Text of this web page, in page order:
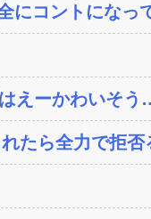
にコントにな
えーかわいそ
たら全力で拒否